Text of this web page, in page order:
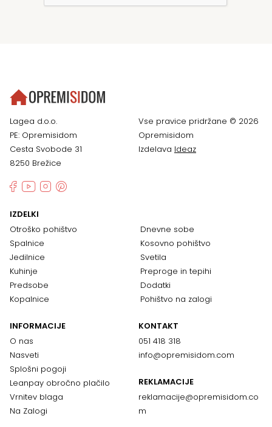
Lagea d.o.o.
PE: Opremisidom
Cesta Svobode 31
8250 Brežice
Vse pravice pridržane © 2026
Opremisidom
Izdelava Ideaz
IZDELKI
Otroško pohištvo
Spalnice
Jedilnice
Kuhinje
Predsobe
Kopalnice
Dnevne sobe
Kosovno pohištvo
Svetila
Preproge in tepihi
Dodatki
Pohištvo na zalogi
INFORMACIJE
O nas
Nasveti
Splošni pogoji
Leanpay obročno plačilo
Vrnitev blaga
Na Zalogi
KONTAKT
051 418 318
info@opremisidom.com
REKLAMACIJE
reklamacije@opremisidom.co
m